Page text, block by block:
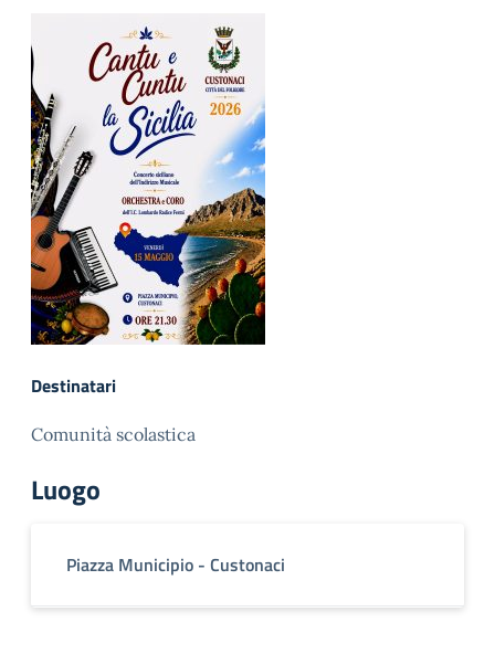
Destinatari
Comunità scolastica
Luogo
Piazza Municipio - Custonaci